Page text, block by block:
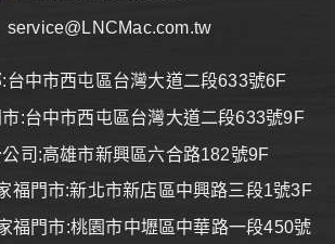
service@LNCMac.com.tw
台中市西屯區台灣大道二段633號6F
:台中市西屯區台灣大道二段633號9F
司:高雄市新興區六合路182號9F
福門市:新北市新店區中興路三段1號3F
福門市:桃園市中壢區中華路一段450號